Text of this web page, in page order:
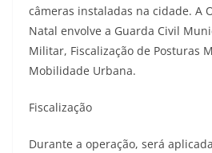
câmeras instaladas na cidade. A
Natal envolve a Guarda Civil
Militar, Fiscalização de Posturas
Mobilidade Urbana.
Fiscalização
Durante a operação, será